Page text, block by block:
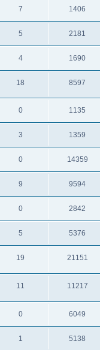
7 1406
5 2181
4 1690
18 8597
0 1135
3 1359
0 14359
9 9594
0 2842
5 5376
19 21151
11 11217
0 6049
1 5138